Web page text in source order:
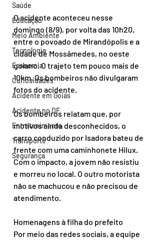
Saúde
Educação
Meio Ambiente
Tecnologia
Economia
Curiosidades
Acidente em Goiás
Acidente no DF
Entretenimento
Transporte
Segurança
O acidente aconteceu nesse
domingo (8/9), por volta das 10h20,
entre o povoado de Mirandópolis e a
cidade de Mossâmedes, no oeste
goiano. O trajeto tem pouco mais de
10km. Os bombeiros não divulgaram
fotos do acidente.
Os bombeiros relatam que, por
motivos ainda desconhecidos, o
carro conduzido por Isadora bateu de
frente com uma caminhonete Hilux.
Com o impacto, a jovem não resistiu
e morreu no local. O outro motorista
não se machucou e não precisou de
atendimento.
Homenagens à filha do prefeito
Por meio das redes sociais, a equipe